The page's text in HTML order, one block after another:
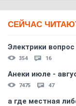
СЕЙЧАС
Электрики
354 16
Анеки июле -
7475 47
а где местная